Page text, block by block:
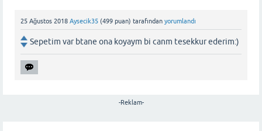
25 Ağustos 2018 Aysecik35 (499 puan) tarafından yorumlandı
Sepetim var btane ona koyaym bi canm tesekkur ederim:)
-Reklam-